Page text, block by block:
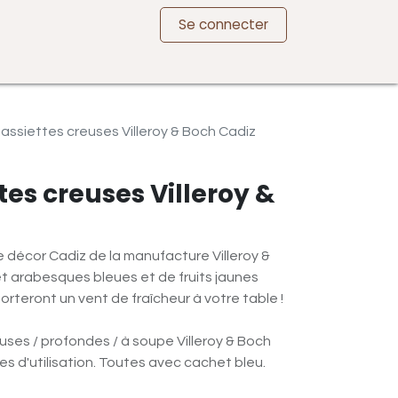
Se connecter
creuses Villeroy & Boch Cadiz
creuses Villeroy &
décor Cadiz de la manufacture Villeroy &
arabesques bleues et de fruits jaunes
un vent de fraîcheur à votre table !
/ profondes / à soupe Villeroy & Boch
d'utilisation. Toutes avec cachet bleu.